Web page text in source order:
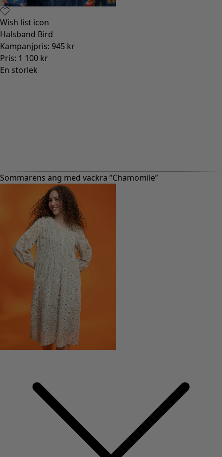
Wish list icon
Halsband Bird
Kampanjpris: 945 kr
Pris: 1 100 kr
En storlek
Sommarens äng med vackra ”Chamomile”